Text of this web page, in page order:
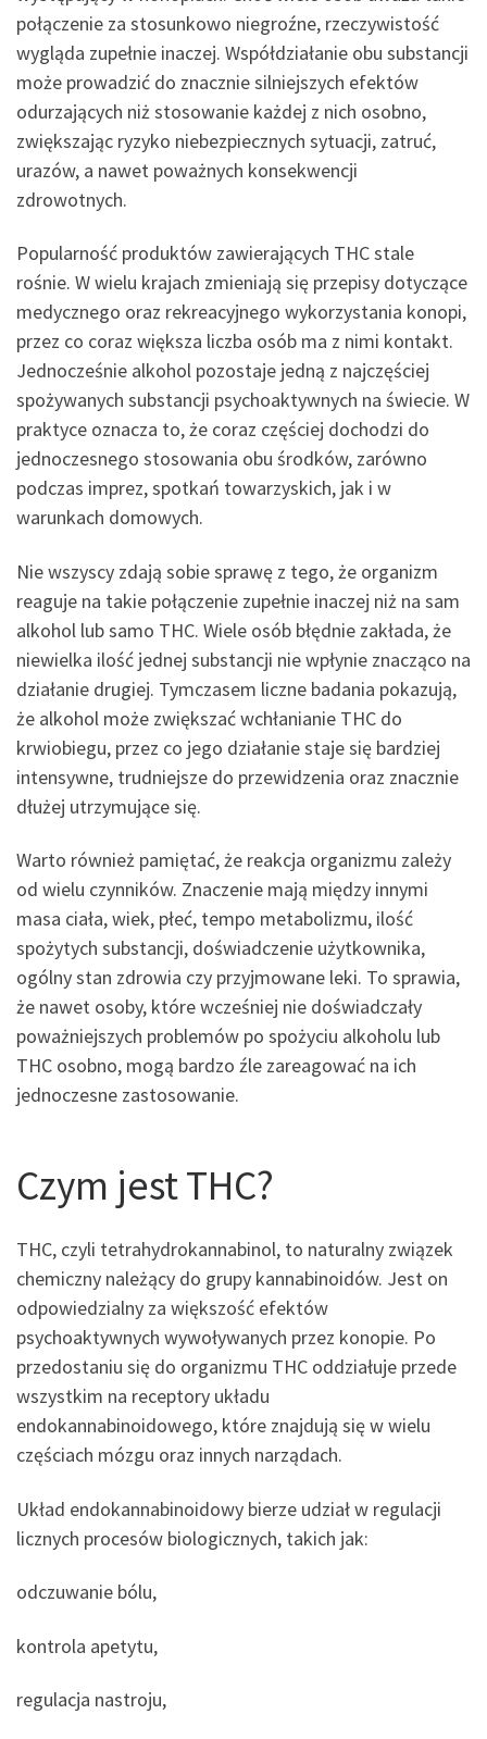
połączenie za stosunkowo niegroźne, rzeczywistość
wygląda zupełnie inaczej. Współdziałanie obu substancji
może prowadzić do znacznie silniejszych efektów
odurzających niż stosowanie każdej z nich osobno,
zwiększając ryzyko niebezpiecznych sytuacji, zatruć,
urazów, a nawet poważnych konsekwencji
zdrowotnych.
Popularność produktów zawierających THC stale
rośnie. W wielu krajach zmieniają się przepisy dotyczące
medycznego oraz rekreacyjnego wykorzystania konopi,
przez co coraz większa liczba osób ma z nimi kontakt.
Jednocześnie alkohol pozostaje jedną z najczęściej
spożywanych substancji psychoaktywnych na świecie. W
praktyce oznacza to, że coraz częściej dochodzi do
jednoczesnego stosowania obu środków, zarówno
podczas imprez, spotkań towarzyskich, jak i w
warunkach domowych.
Nie wszyscy zdają sobie sprawę z tego, że organizm
reaguje na takie połączenie zupełnie inaczej niż na sam
alkohol lub samo THC. Wiele osób błędnie zakłada, że
niewielka ilość jednej substancji nie wpłynie znacząco na
działanie drugiej. Tymczasem liczne badania pokazują,
że alkohol może zwiększać wchłanianie THC do
krwiobiegu, przez co jego działanie staje się bardziej
intensywne, trudniejsze do przewidzenia oraz znacznie
dłużej utrzymujące się.
Warto również pamiętać, że reakcja organizmu zależy
od wielu czynników. Znaczenie mają między innymi
masa ciała, wiek, płeć, tempo metabolizmu, ilość
spożytych substancji, doświadczenie użytkownika,
ogólny stan zdrowia czy przyjmowane leki. To sprawia,
że nawet osoby, które wcześniej nie doświadczały
poważniejszych problemów po spożyciu alkoholu lub
THC osobno, mogą bardzo źle zareagować na ich
jednoczesne zastosowanie.
Czym jest THC?
THC, czyli tetrahydrokannabinol, to naturalny związek
chemiczny należący do grupy kannabinoidów. Jest on
odpowiedzialny za większość efektów
psychoaktywnych wywoływanych przez konopie. Po
przedostaniu się do organizmu THC oddziałuje przede
wszystkim na receptory układu
endokannabinoidowego, które znajdują się w wielu
częściach mózgu oraz innych narządach.
Układ endokannabinoidowy bierze udział w regulacji
licznych procesów biologicznych, takich jak:
odczuwanie bólu,
kontrola apetytu,
regulacja nastroju,